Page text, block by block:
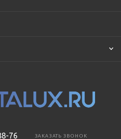
76 ЗАКАЗАТЬ ЗВОНОК